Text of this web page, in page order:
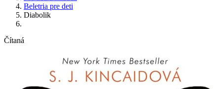
Beletria pre deti
Diabolik
Čítaná